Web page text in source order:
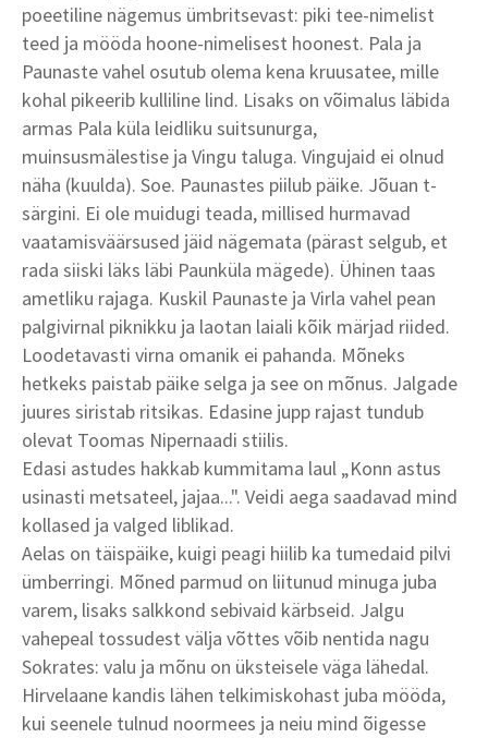
poeetiline nägemus ümbritsevast: piki tee-nimelist
teed ja mööda hoone-nimelisest hoonest. Pala ja
Paunaste vahel osutub olema kena kruusatee, mille
kohal pikeerib kulliline lind. Lisaks on võimalus läbida
armas Pala küla leidliku suitsunurga,
muinsusmälestise ja Vingu taluga. Vingujaid ei olnud
näha (kuulda). Soe. Paunastes piilub päike. Jõuan t-
särgini. Ei ole muidugi teada, millised hurmavad
vaatamisväärsused jäid nägemata (pärast selgub, et
rada siiski läks läbi Paunküla mägede). Ühinen taas
ametliku rajaga. Kuskil Paunaste ja Virla vahel pean
palgivirnal piknikku ja laotan laiali kõik märjad riided.
Loodetavasti virna omanik ei pahanda. Mõneks
hetkeks paistab päike selga ja see on mõnus. Jalgade
juures siristab ritsikas. Edasine jupp rajast tundub
olevat Toomas Nipernaadi stiilis.
Edasi astudes hakkab kummitama laul „Konn astus
usinasti metsateel, jajaa...". Veidi aega saadavad mind
kollased ja valged liblikad.
Aelas on täispäike, kuigi peagi hiilib ka tumedaid pilvi
ümberringi. Mõned parmud on liitunud minuga juba
varem, lisaks salkkond sebivaid kärbseid. Jalgu
vahepeal tossudest välja võttes võib nentida nagu
Sokrates: valu ja mõnu on üksteisele väga lähedal.
Hirvelaane kandis lähen telkimiskohast juba mööda,
kui seenele tulnud noormees ja neiu mind õigesse